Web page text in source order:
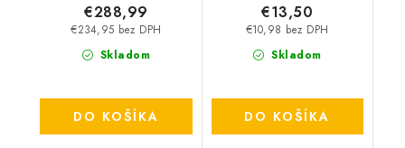
Skladom
€234,95 bez DPH
€288,99
DO KOŠÍKA
Skladom
€10,98 bez DPH
€13,50
DO KOŠÍKA